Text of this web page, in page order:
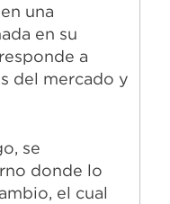
una
en su
a
del mercado y
se
donde lo
el cual